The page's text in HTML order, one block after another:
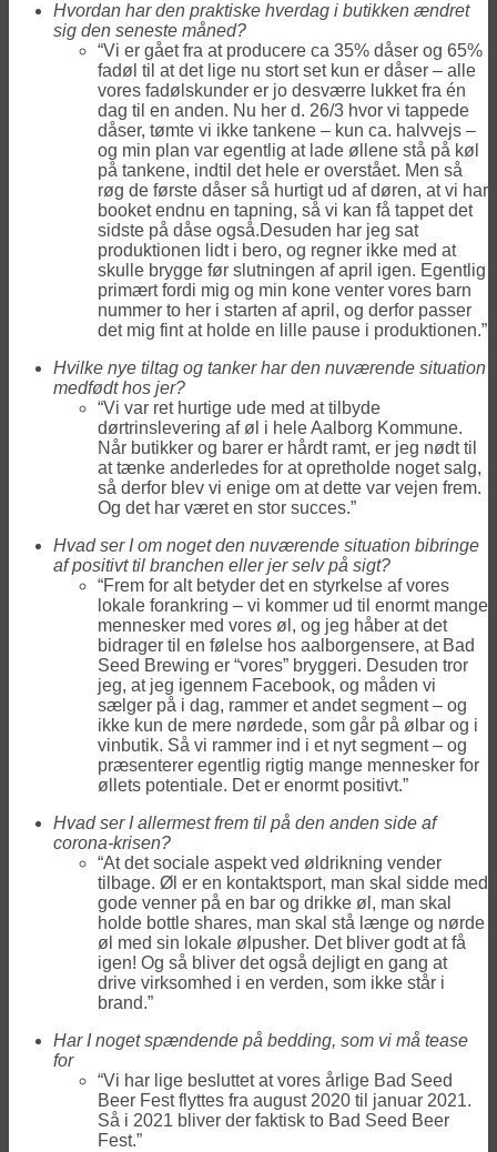
Hvordan har den praktiske hverdag i butikken ændret
sig den seneste måned?
“Vi er gået fra at producere ca 35% dåser og 65%
fadøl til at det lige nu stort set kun er dåser – alle
vores fadølskunder er jo desværre lukket fra én
dag til en anden. Nu her d. 26/3 hvor vi tappede
dåser, tømte vi ikke tankene – kun ca. halvvejs –
og min plan var egentlig at lade øllene stå på køl
på tankene, indtil det hele er overstået. Men så
røg de første dåser så hurtigt ud af døren, at vi har
booket endnu en tapning, så vi kan få tappet det
sidste på dåse også.Desuden har jeg sat
produktionen lidt i bero, og regner ikke med at
skulle brygge før slutningen af april igen. Egentlig
primært fordi mig og min kone venter vores barn
nummer to her i starten af april, og derfor passer
det mig fint at holde en lille pause i produktionen.”
Hvilke nye tiltag og tanker har den nuværende situation
medfødt hos jer?
“Vi var ret hurtige ude med at tilbyde
dørtrinslevering af øl i hele Aalborg Kommune.
Når butikker og barer er hårdt ramt, er jeg nødt til
at tænke anderledes for at opretholde noget salg,
så derfor blev vi enige om at dette var vejen frem.
Og det har været en stor succes.”
Hvad ser I om noget den nuværende situation bibringe
af positivt til branchen eller jer selv på sigt?
“Frem for alt betyder det en styrkelse af vores
lokale forankring – vi kommer ud til enormt mange
mennesker med vores øl, og jeg håber at det
bidrager til en følelse hos aalborgensere, at Bad
Seed Brewing er “vores” bryggeri. Desuden tror
jeg, at jeg igennem Facebook, og måden vi
sælger på i dag, rammer et andet segment – og
ikke kun de mere nørdede, som går på ølbar og i
vinbutik. Så vi rammer ind i et nyt segment – og
præsenterer egentlig rigtig mange mennesker for
øllets potentiale. Det er enormt positivt.”
Hvad ser I allermest frem til på den anden side af
corona-krisen?
“At det sociale aspekt ved øldrikning vender
tilbage. Øl er en kontaktsport, man skal sidde med
gode venner på en bar og drikke øl, man skal
holde bottle shares, man skal stå længe og nørde
øl med sin lokale ølpusher. Det bliver godt at få
igen! Og så bliver det også dejligt en gang at
drive virksomhed i en verden, som ikke står i
brand.”
Har I noget spændende på bedding, som vi må tease
for
“Vi har lige besluttet at vores årlige Bad Seed
Beer Fest flyttes fra august 2020 til januar 2021.
Så i 2021 bliver der faktisk to Bad Seed Beer
Fest.”